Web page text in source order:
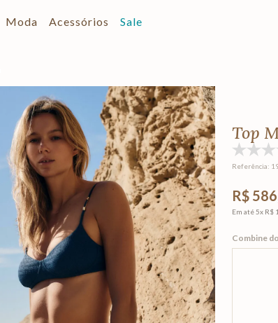
Moda Acessórios Sale
Top
Referência:
R$
Em até 5x R$